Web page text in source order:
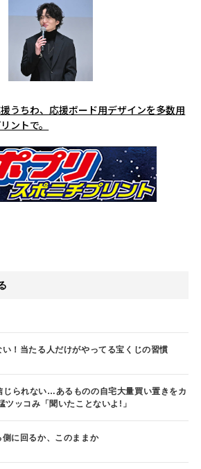
うちわ、応援ボード用デザインを多数用
ントで。
！当たる人だけがやってる宝くじの習慣
られない…あるものの自宅大量買い置きをカ
ツッコみ「聞いたことないよ!」
側に回るか、このままか